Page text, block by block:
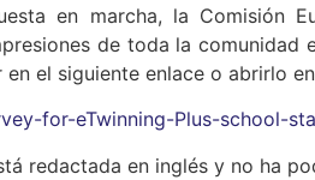
en marcha, la Comisión
de toda la comunidad
el siguiente enlace o abrirlo
for-eTwinning-Plus-school-
redactada en inglés y no ha